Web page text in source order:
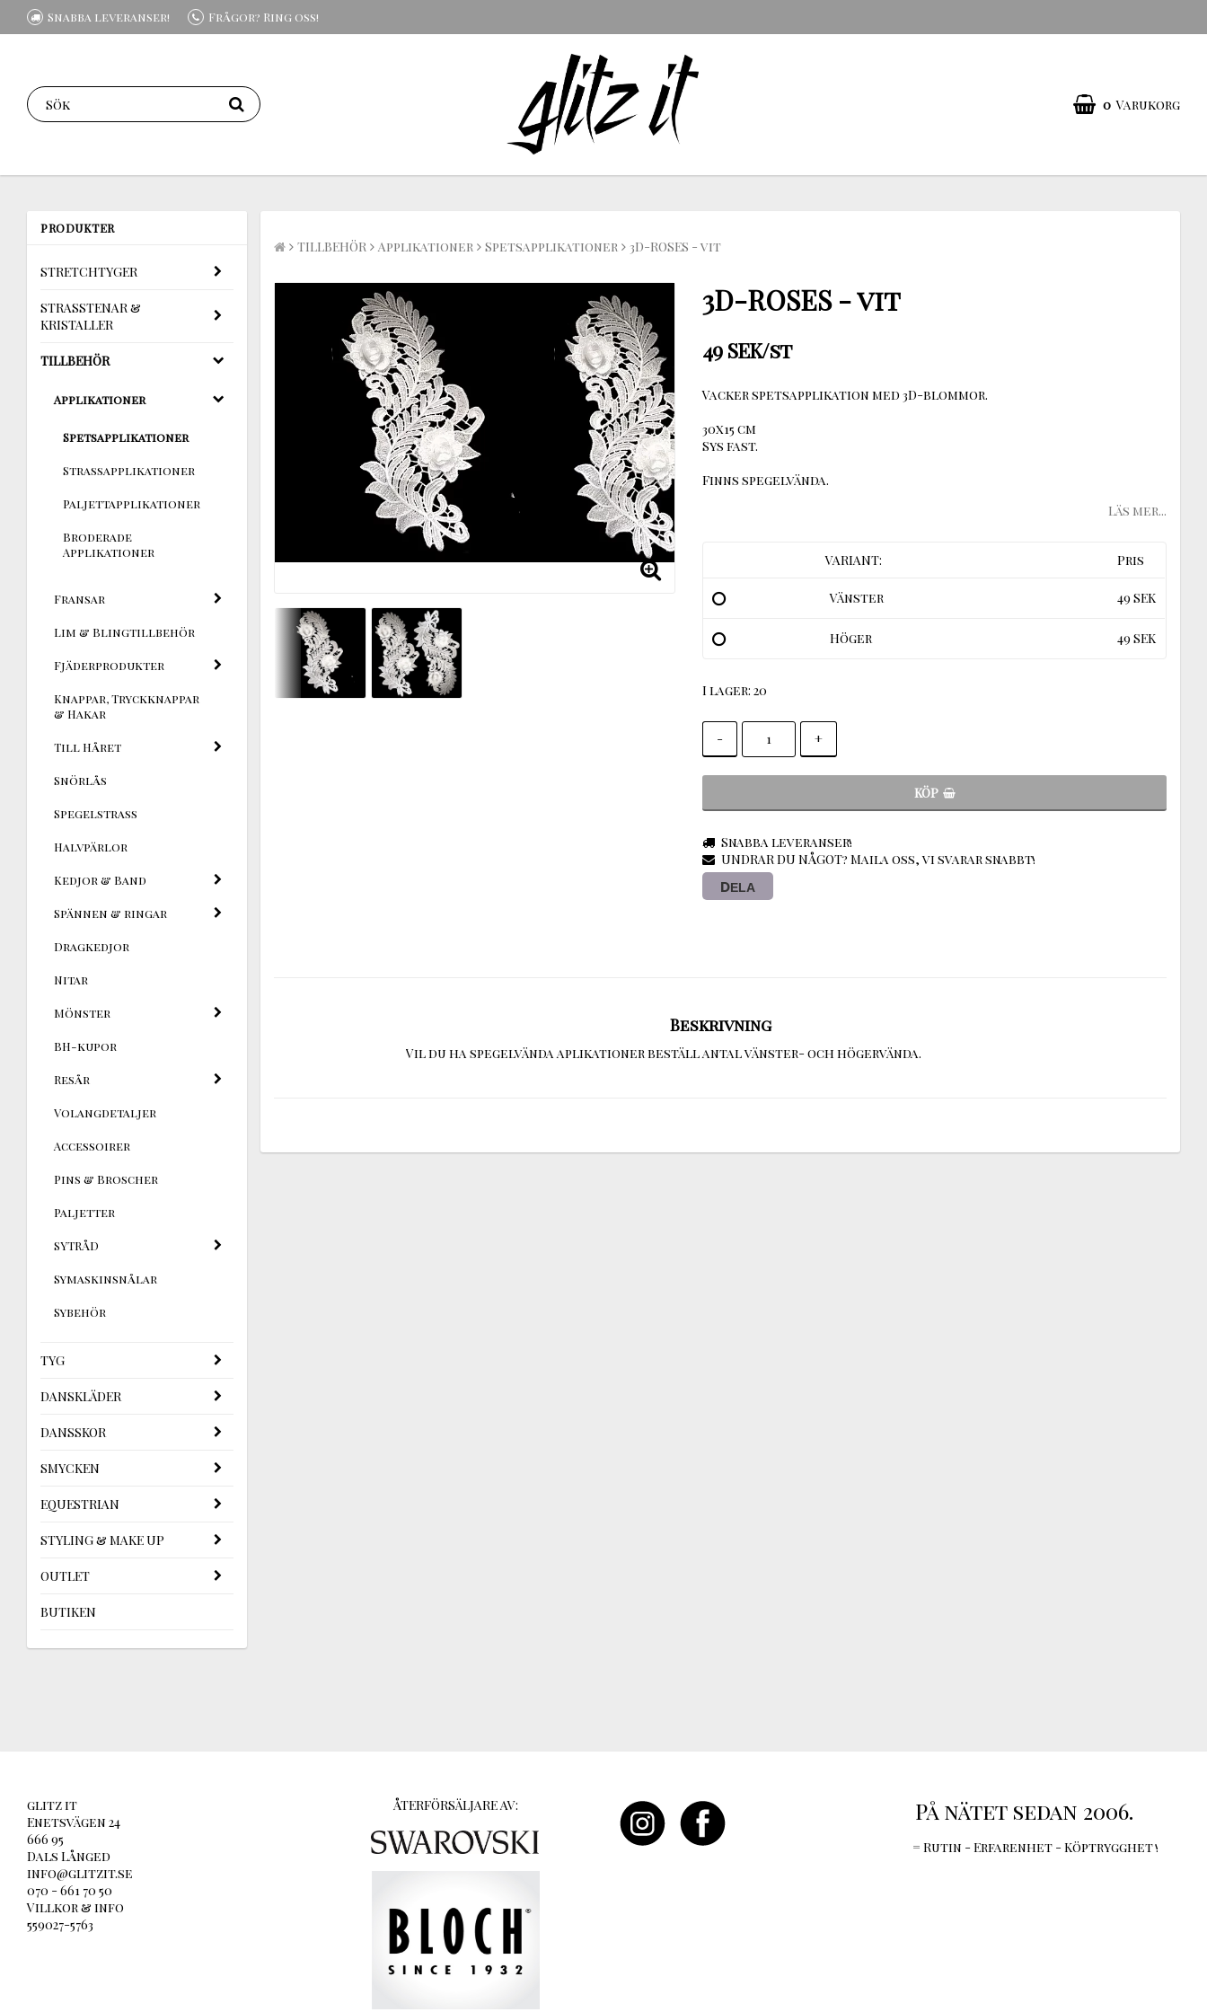
Snabba leveranser! Frågor? Ring oss!
0 Varukorg
PRODUKTER
STRETCHTYGER
STRASSTENAR &
KRISTALLER
TILLBEHÖR
Applikationer
Spetsapplikationer
Strassapplikationer
Paljettapplikationer
Broderade
Applikationer
Fransar
Lim & Blingtillbehör
Fjäderprodukter
Knappar, Tryckknappar
& Hakar
Till Håret
Snörlås
Spegelstrass
Halvpärlor
Kedjor & Band
Spännen & ringar
Dragkedjor
Nitar
Mönster
BH-kupor
Resår
Volangdetaljer
Accessoirer
Pins & Broscher
Paljetter
SYTRÅD
Symaskinsnålar
Sybehör
TYG
DANSKLÄDER
DANSSKOR
SMYCKEN
EQUESTRIAN
STYLING & MAKE UP
OUTLET
BUTIKEN
TILLBEHÖR Applikationer Spetsapplikationer 3D-ROSES - vit
3D-ROSES - vit
49 SEK/st
Vacker spetsapplikation med 3D-blommor.
30x15 cm
Sys fast.
Finns spegelvända.
Läs mer...
VARIANT: Pris
Vänster 49 SEK
Höger 49 SEK
I lager: 20
- +
KÖP
Snabba leveranser!
UNDRAR DU NÅGOT? Maila oss, vi svarar snabbt!
DELA
Beskrivning
Vil du ha spegelvända aplikationer beställ antal vänster- och högervända.
glitz it
Enetsvägen 24
666 95
Dals Långed
info@glitzit.se
070 - 661 70 50
Villkor & info
559027-5763
ÅTERFÖRSÄLJARE AV: På nätet sedan 2006.
= Rutin - Erfarenhet - Köptrygghet !